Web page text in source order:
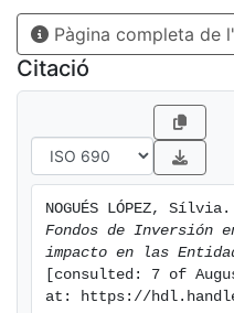
Pàgina completa de
Citació
NOGUÉS LÓPEZ, Sílvia.
Fondos de Inversión
impacto en las
[consulted: 7 of
at: https://